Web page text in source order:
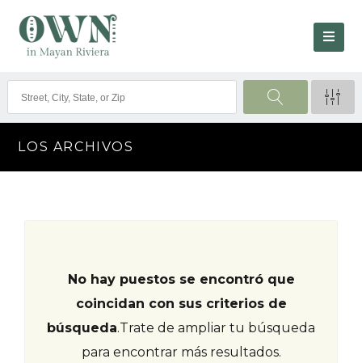
LOS ARCHIVOS
No hay puestos se encontró que
coincidan con sus criterios de
búsqueda.Trate de ampliar tu búsqueda
para encontrar más resultados.